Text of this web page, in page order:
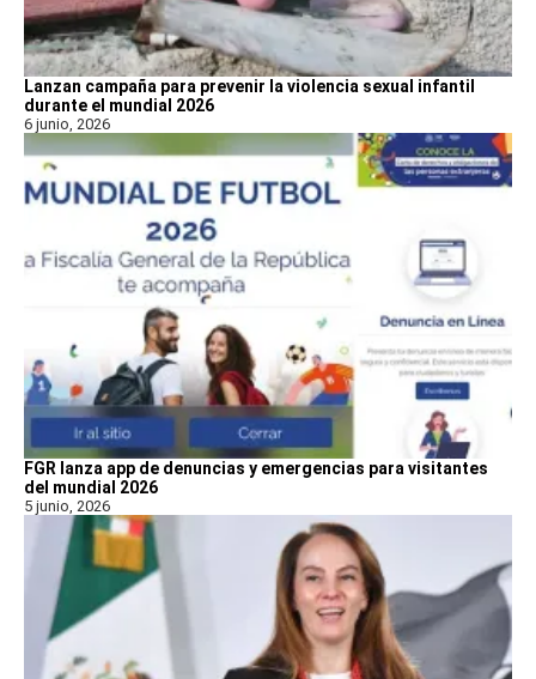
Lanzan campaña para prevenir la violencia sexual infantil
durante el mundial 2026
6 junio, 2026
FGR lanza app de denuncias y emergencias para visitantes
del mundial 2026
5 junio, 2026